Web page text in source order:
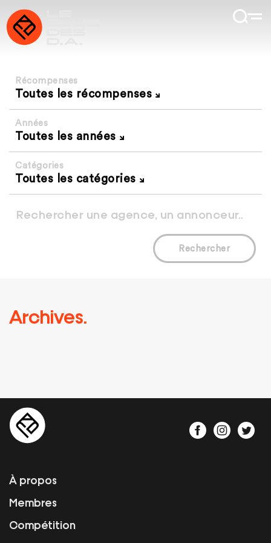
Récompenses
Toutes les récompenses
Années
Toutes les années
Catégories
Toutes les catégories
Rechercher
Archives.
À propos
Membres
Compétition